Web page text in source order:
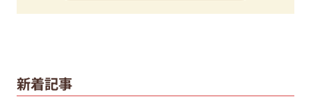
新着記事